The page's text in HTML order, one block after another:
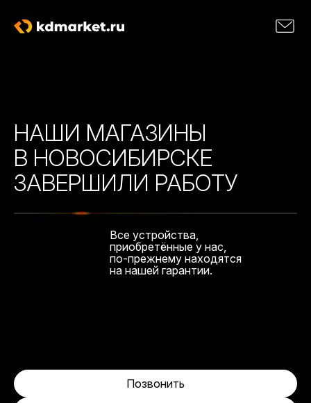
НАШИ МАГАЗИНЫ
В НОВОСИБИРСКЕ
ЗАВЕРШИЛИ РАБОТУ
Все устройства,
приобретённые у нас,
по-прежнему находятся
на нашей гарантии.
Позвонить